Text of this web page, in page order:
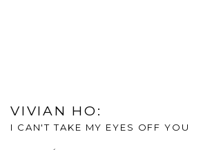
VIVIAN HO :
I CAN'T TAKE MY EYES OFF YOU